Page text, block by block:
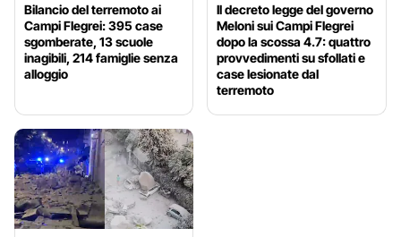
Bilancio del terremoto ai
Campi Flegrei: 395 case
sgomberate, 13 scuole
inagibili, 214 famiglie senza
alloggio
Il decreto legge del governo
Meloni sui Campi Flegrei
dopo la scossa 4.7: quattro
provvedimenti su sfollati e
case lesionate dal
terremoto